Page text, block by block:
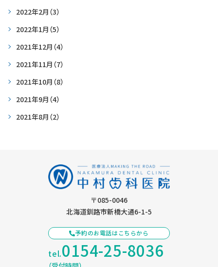
2022年2月 （3）
2022年1月 （5）
2021年12月 （4）
2021年11月 （7）
2021年10月 （8）
2021年9月 （4）
2021年8月 （2）
〒085-0046
北海道釧路市新橋大通6-1-5
予約のお電話はこちらから
tel.0154-25-8036